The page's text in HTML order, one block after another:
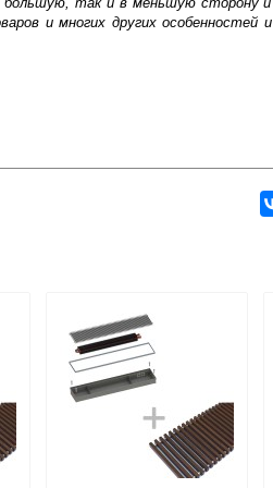
и многих других особенностей и
до подъезда